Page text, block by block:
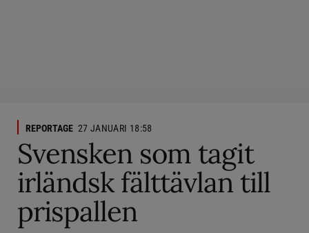
REPORTAGE 27 JANUARI 18:58
Svensken som tagit
irländsk fälttävlan till
prispallen